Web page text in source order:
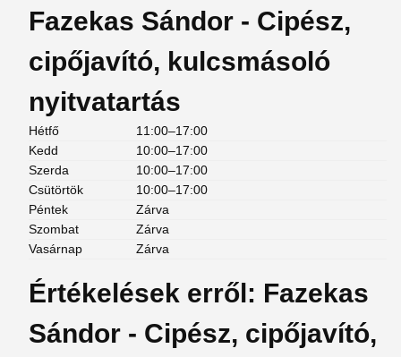
Fazekas Sándor - Cipész,
cipőjavító, kulcsmásoló
nyitvatartás
Hétfő
11:00–17:00
Kedd
10:00–17:00
Szerda
10:00–17:00
Csütörtök
10:00–17:00
Péntek
Zárva
Szombat
Zárva
Vasárnap
Zárva
Értékelések erről: Fazekas
Sándor - Cipész, cipőjavító,